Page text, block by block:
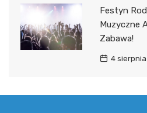
Festyn
Muzyczne
Zabawa!
4